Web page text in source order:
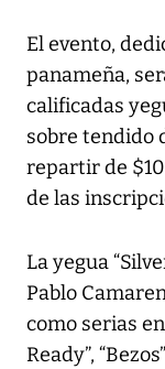
El evento,
panameña,
calificadas
sobre tendido
repartir de
de las
La yegua
Pablo
como serias
Ready”,